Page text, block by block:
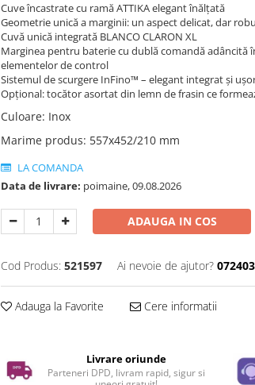
Cuve încastrate cu ramă ATTIKA elegant înălțată
Geometrie unică a marginii: un aspect delicat, dar
Cuvă unică integrată BLANCO CLARON XL
Marginea pentru baterie cu dublă comandă adâncită
elementelor de control
Sistemul de scurgere InFino™ – elegant integrat și
Opțional: tocător asortat din lemn de frasin ce
Culoare: Inox
Marime produs: 557x452/210 mm
LA COMANDA
Data de livrare: poimaine, 09.08.2026
ADAUGA IN COS
Cod Produs: 521597 Ai nevoie de ajutor?
Adauga la Favorite Cere informatii
Livrare oriunde
Parteneri DPD, livram rapid, sigur si